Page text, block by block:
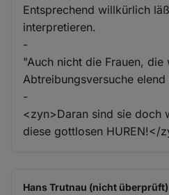
Entsprechend willkürlich
interpretieren.
-
"Auch nicht die Frauen,
Abtreibungsversuche
-
<zyn>Daran sind sie doch
diese gottlosen HUREN!</
Hans Trutnau (nicht überprüft)